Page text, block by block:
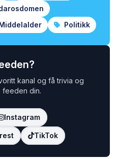
Politikk
kanal og få trivia og
feeden din.
Instagram
TikTok